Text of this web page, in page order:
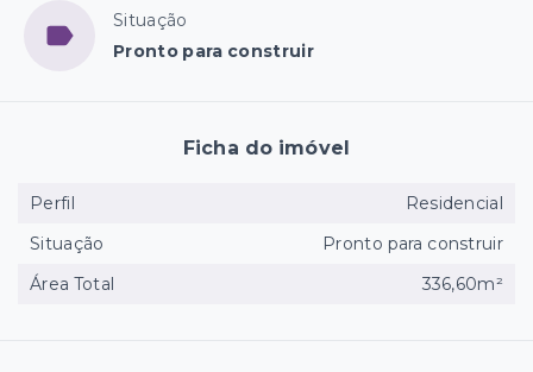
Situação
Pronto para construir
Ficha do imóvel
Perfil
Residencial
Situação
Pronto para construir
Área Total
336,60m²